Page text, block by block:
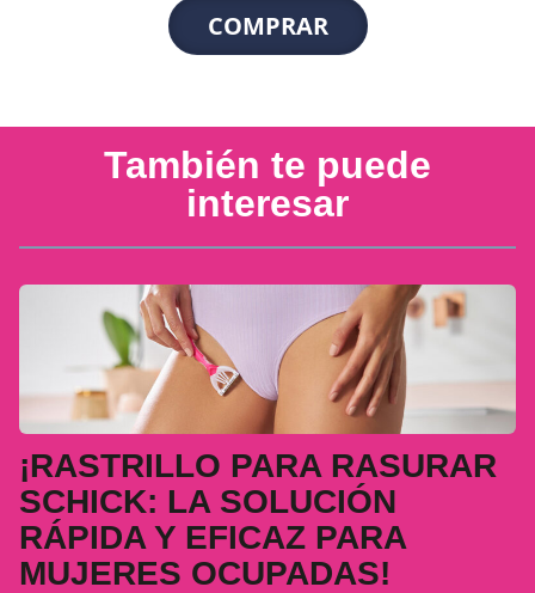
COMPRAR
También te puede
interesar
¡RASTRILLO PARA RASURAR
SCHICK: LA SOLUCIÓN
RÁPIDA Y EFICAZ PARA
MUJERES OCUPADAS!